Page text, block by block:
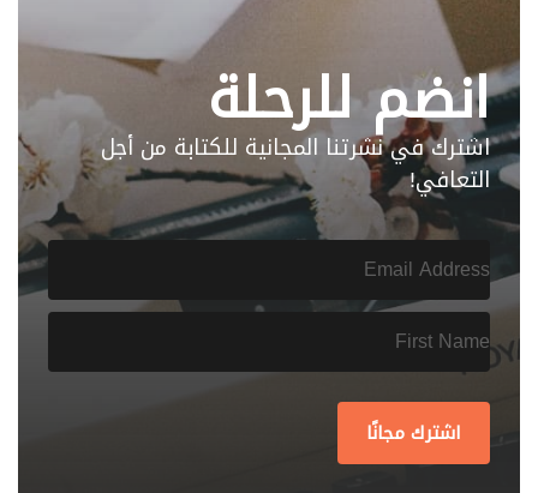
انضم للرحلة
اشترك في نشرتنا المجانية للكتابة من أجل
التعافي!
اشترك مجانًا